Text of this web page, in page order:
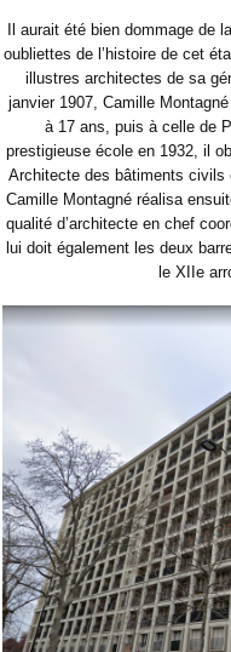
Il aurait été bien dommage de
oubliettes de l’histoire de cet
illustres architectes de sa
janvier 1907, Camille
à 17 ans, puis à celle de
prestigieuse école en 1932, il
Architecte des bâtiments civils
Camille Montagné réalisa
qualité d’architecte en chef
lui doit également les deux
le XIIe